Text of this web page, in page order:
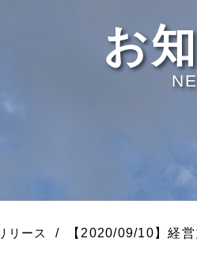
お
リース 【2020/09/10】経